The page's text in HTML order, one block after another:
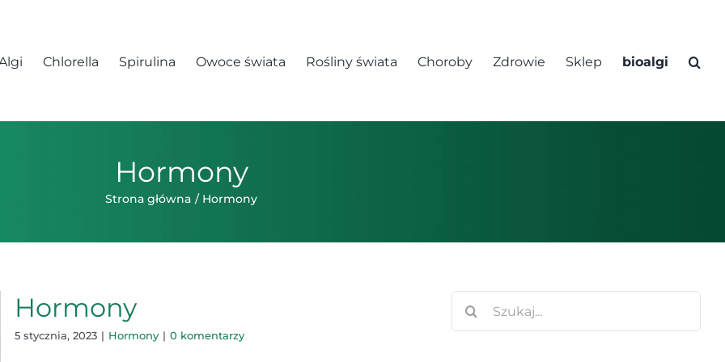
Chlorella Spirulina Owoce świata Rośliny świata Choroby Zdrowie Sklep bioalgi
Hormony
Strona główna Hormony
Hormony
5 stycznia, 2023 | Hormony | 0 komentarzy